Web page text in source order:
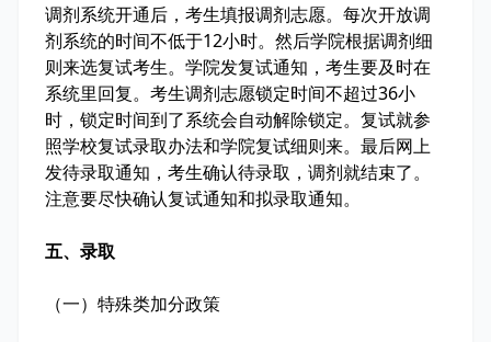
调剂系统开通后，考生填报调剂志愿。每次开放调
剂系统的时间不低于12小时。然后学院根据调剂细
则来选复试考生。学院发复试通知，考生要及时在
系统里回复。考生调剂志愿锁定时间不超过36小
时，锁定时间到了系统会自动解除锁定。复试就参
照学校复试录取办法和学院复试细则来。最后网上
发待录取通知，考生确认待录取，调剂就结束了。
注意要尽快确认复试通知和拟录取通知。
五、录取
（一）特殊类加分政策